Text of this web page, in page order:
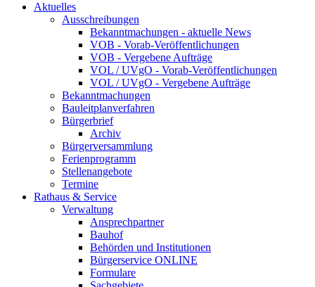
Aktuelles
Ausschreibungen
Bekanntmachungen - aktuelle News
VOB - Vorab-Veröffentlichungen
VOB - Vergebene Aufträge
VOL / UVgO - Vorab-Veröffentlichungen
VOL / UVgO - Vergebene Aufträge
Bekanntmachungen
Bauleitplanverfahren
Bürgerbrief
Archiv
Bürgerversammlung
Ferienprogramm
Stellenangebote
Termine
Rathaus & Service
Verwaltung
Ansprechpartner
Bauhof
Behörden und Institutionen
Bürgerservice ONLINE
Formulare